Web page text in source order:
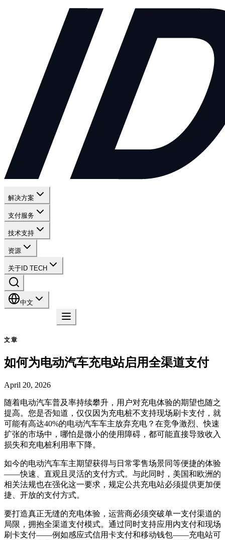
解决方案
支付服务
技术支持
资源
关于ID TECH
中文
文章
如何为电动汽车充电站启用全渠道支付
April 20, 2026
随着电动汽车普及率持续攀升，用户对充电体验的期望也随之
提高。您是否知道，仅仅因为充电桩不支持现场刷卡支付，就
可能有高达40%的电动汽车车主放弃充电？在竞争激烈、快速
扩张的市场中，哪怕是微小的使用障碍，都可能直接导致收入
损失和充电桩利用率下降。
如今的电动汽车车主期望获得与日常零售场景同等便捷的体验
——快速、直观且灵活的支付方式。与此同时，美国和欧洲的
相关法规也在强化这一要求，规定公共充电站必须提供更加便
捷、开放的支付方式。
要打造真正无缝的充电体验，运营商必须突破单一支付渠道的
局限，拥抱全渠道支付模式。通过同时支持应用内支付和现场
刷卡支付——例如感应式信用卡支付和移动钱包——充电站可